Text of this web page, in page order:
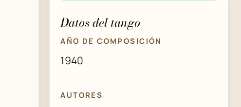
Datos del tango
AÑO DE COMPOSICIÓN
1940
AUTORES